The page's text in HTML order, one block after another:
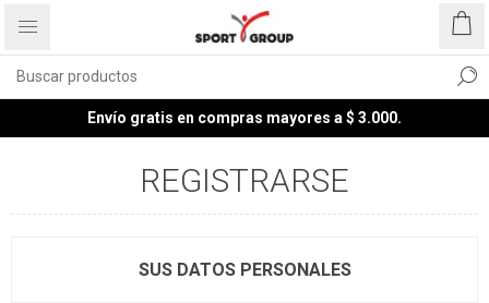
Envío gratis en compras mayores a $ 3.000.
REGISTRARSE
SUS DATOS PERSONALES